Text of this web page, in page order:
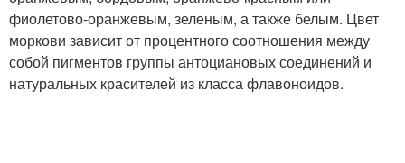
фиолетово-оранжевым, зеленым, а также белым. Цвет
моркови зависит от процентного соотношения между
собой пигментов группы антоциановых соединений и
натуральных красителей из класса флавоноидов.